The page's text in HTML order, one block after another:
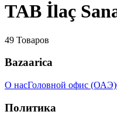
TAB İlaç
49 Товаров
Bazaarica
О насГоловной офис (ОАЭ)
Политика